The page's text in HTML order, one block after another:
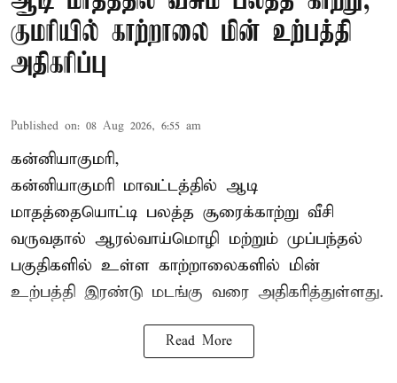
குமரியில் காற்றாலை மின் உற்பத்தி
அதிகரிப்பு
Published on: 08 Aug 2026, 6:55 am
கன்னியாகுமரி,
கன்னியாகுமரி மாவட்டத்தில் ஆடி
மாதத்தையொட்டி பலத்த சூரைக்காற்று வீசி
வருவதால் ஆரல்வாய்மொழி மற்றும் முப்பந்தல்
பகுதிகளில் உள்ள காற்றாலைகளில் மின்
உற்பத்தி இரண்டு மடங்கு வரை அதிகரித்துள்ளது.
Read More